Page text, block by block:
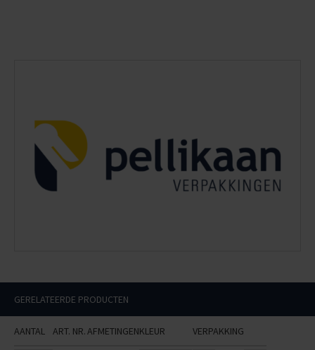
GERELATEERDE PRODUCTEN
AANTAL ART. NR.AFMETINGENKLEUR VERPAKKING